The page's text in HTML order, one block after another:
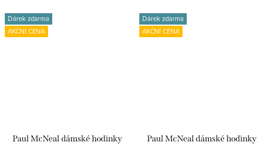
Dárek zdarma
AKČNÍ CENA
Paul McNeal dámské hodinky
Dárek zdarma
AKČNÍ CENA
Paul McNeal dámské hodinky